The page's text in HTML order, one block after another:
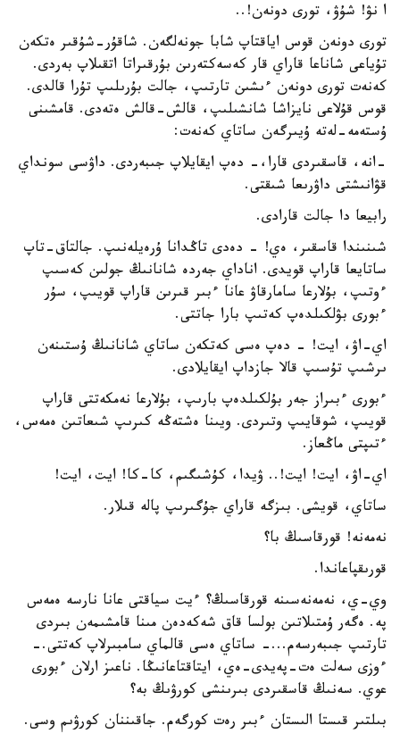
ا نۋ! شۇۋ، تورى دونەن!..
تورى دونەن قوس اياقتاپ شابا جونەلگەن. شاقۇر-شۇقىر ەتكەن
تۇياعى شاناعا قاراي قار كەسەكتەرىن بۇرقىراتا اتقىلاپ بەردى.
كەنەت تورى دونەن ءىشىن تارتىپ، جالت بۇرىلىپ تۇرا قالدى.
قوس قۇلاعى نايزاشا شانشىلىپ، قالش-قالش ەتەدى. قامشىنى
ۇستەمە-لەتە ۇيىرگەن ساتاي كەنەت:
-انە، قاسقىردى قارا،- دەپ ايقايلاپ جىبەردى. داۋسى سونداي
قۋانىشتى داۋرىعا شىقتى.
رابيعا دا جالت قارادى.
شىنىندا قاسقىر، ەي! - دەدى تاڭدانا ۇرەيلەنىپ. جالتاق-تاپ
ساتايعا قاراپ قويدى. اناداي جەردە شانانىڭ جولىن كەسىپ
ءوتىپ، بۇلارعا سامارقاۋ عانا ءبىر قىرىن قاراپ قويىپ، سۇر
ءبورى بۋلكىلدەپ كەتىپ بارا جاتتى.
اي-اۋ، ايت! - دەپ ەسى كەتكەن ساتاي شانانىڭ ۇستىنەن
ىرشىپ تۇسىپ قالا جازداپ ايقايلادى.
ءبورى ءبىراز جەر بۇلكىلدەپ بارىپ، بۇلارعا نەمكەتتى قاراپ
قويىپ، شوقايىپ وتىردى. ويىنا ەشتەڭە كىرىپ شىعاتىن ەمەس،
ءتىپتى ماڭعاز.
اي-اۋ، ايت! ايت!.. ۋيدا، كۇشىگىم، كا-كا! ايت، ايت!
ساتاي، قويشى. بىزگە قاراي جۇگىرىپ پالە قىلار.
نەمەنە! قورقاسىڭ با؟
قورىقپاعاندا.
وي-ي، نەمەنەسىنە قورقاسىڭ؟ ءيت سياقتى عانا نارسە ەمەس
پە. ەگەر ۇمتىلاتىن بولسا قاق شەكەدەن مىنا قامشىمەن بىردى
تارتىپ جىبەرسەم...- ساتاي ەسى قالماي سامبىرلاپ كەتتى.-
ءوزى سەلت ەت-پەيدى-ەي، ايتاقتاعانىڭا. ناعىز ارلان ءبورى
عوي. سەنىڭ قاسقىردى بىرىنشى كورۋىڭ بە؟
بىلتىر قىستا الىستان ءبىر رەت كورگەم. جاقىننان كورۋىم وسى.